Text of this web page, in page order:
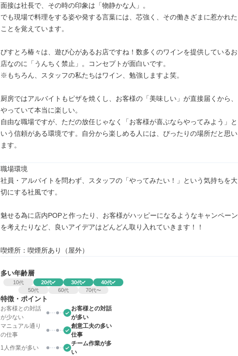
面接は社長で、その時の印象は「物静かな人」。
でも現場で料理をする姿や発する言葉には、芯強く、その働きざまに惹かれた
ことを覚えています。
びすとろ椿々は、遊び心があるお店ですね！数多くのワインを提供しているお
店なのに「うんちく禁止」。コンセプトが面白いです。
※もちろん、スタッフの私たちはワイン、勉強しますよ笑。
厨房ではアルバイトもピザを焼くし、お客様の「美味しい」が直接届くから、
やっていて本当に楽しい。
自由な職場ですが、ただの放任じゃなく「お客様が喜ぶならやってみよう」と
いう信頼がある環境です。自分から楽しめる人には、ぴったりの場所だと思い
ます。
職場環境
社員・アルバイトを問わず、スタッフの「やってみたい！」という気持ちを大
切にする社風です。
魅せる為に店内POPと作ったり、お客様がハッピーになるようなキャンペーン
を考えたりなど、良いアイデアはどんどん取り入れていきます！！
喫煙所：喫煙所あり（屋外）
多い年齢層
10代 20代 30代 40代
50代 60代 70代〜
特徴・ポイント
お客様との対話
が少ない
お客様との対話
が多い
マニュアル通り
の仕事
創意工夫の多い
仕事
1人作業が多い
チーム作業が多
い